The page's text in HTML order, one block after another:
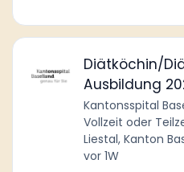
Diätköchin/
Ausbildung
Kantonsspital
Vollzeit oder
Liestal, Kanton
vor 1W